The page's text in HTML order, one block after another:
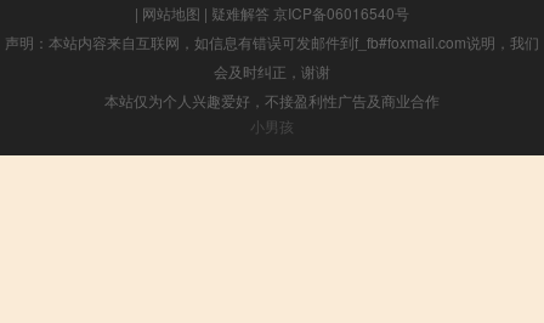
| 网站地图 | 疑难解答 京ICP备06016540号
声明：本站内容来自互联网，如信息有错误可发邮件到f_fb#foxmail.com说明，我们
会及时纠正，谢谢
本站仅为个人兴趣爱好，不接盈利性广告及商业合作
小男孩